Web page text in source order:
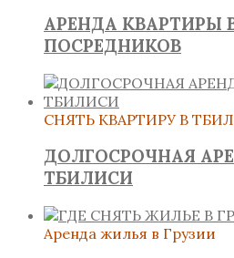
АРЕНДА КВАРТИРЫ
ПОСРЕДНИКОВ
СНЯТЬ КВАРТИРУ В
ДОЛГОСРОЧНАЯ
ТБИЛИСИ
Аренда жилья в Грузии